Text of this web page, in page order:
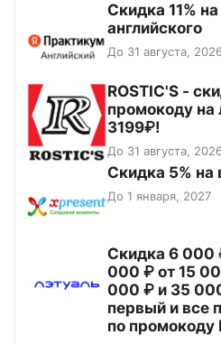
Скидка 11%
английского
До 31 августа,
ROSTIC'S -
промокоду на
3199₽!
До 31 августа,
Скидка 5% на
До 1 января, 2027
Скидка 6 000
000 ₽ от 15
000 ₽ и 35
первый и все
по